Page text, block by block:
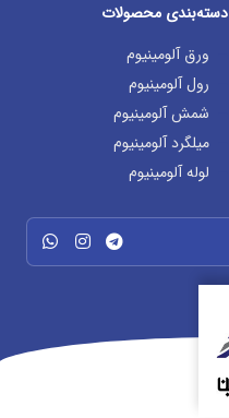
دسته‌بندی محصولات
ورق آلومینیوم
رول آلومینیوم
شمش آلومینیوم
میلگرد آلومینیوم
لوله آلومینیوم